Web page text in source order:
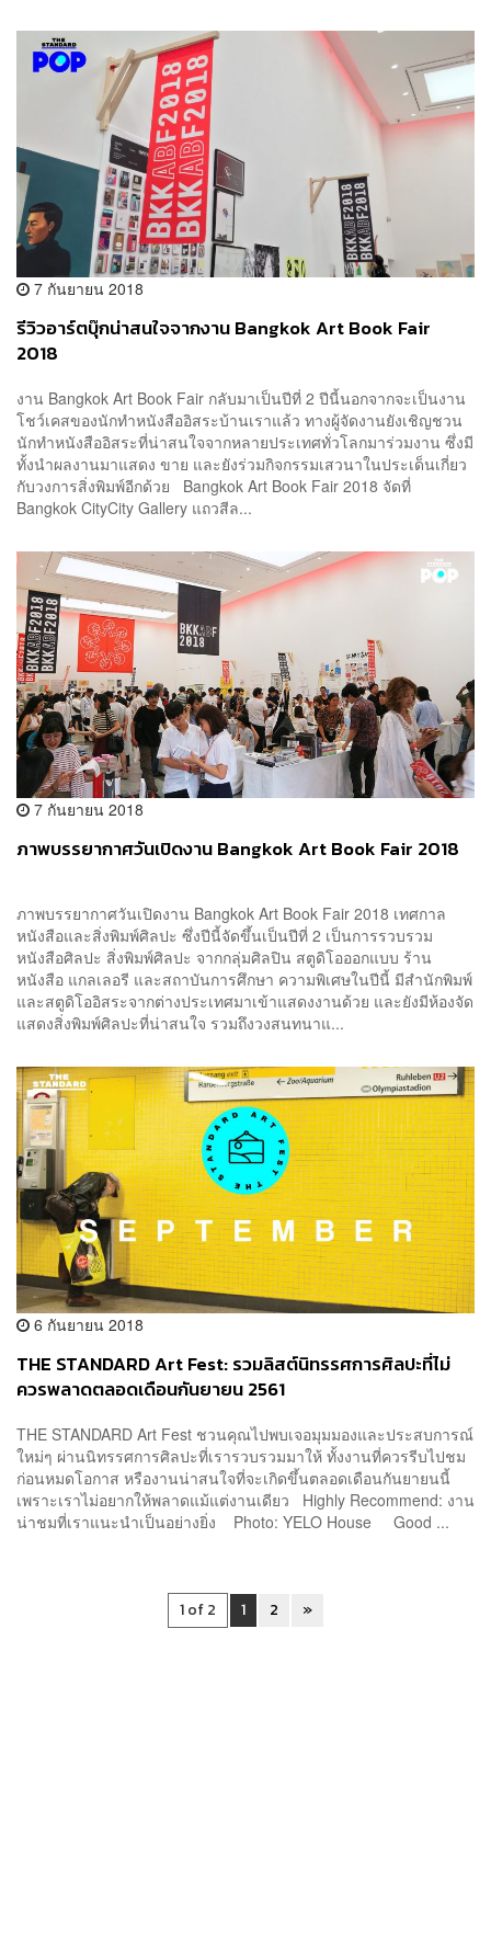
7 กันยายน 2018
รีวิวอาร์ตบุ๊กน่าสนใจจากงาน Bangkok Art Book Fair
2018
งาน Bangkok Art Book Fair กลับมาเป็นปีที่ 2 ปีนี้นอกจากจะเป็นงาน
โชว์เคสของนักทำหนังสืออิสระบ้านเราแล้ว ทางผู้จัดงานยังเชิญชวน
นักทำหนังสืออิสระที่น่าสนใจจากหลายประเทศทั่วโลกมาร่วมงาน ซึ่งมี
ทั้งนำผลงานมาแสดง ขาย และยังร่วมกิจกรรมเสวนาในประเด็นเกี่ยว
กับวงการสิ่งพิมพ์อีกด้วย Bangkok Art Book Fair 2018 จัดที่
Bangkok CityCity Gallery แถวสีล...
7 กันยายน 2018
ภาพบรรยากาศวันเปิดงาน Bangkok Art Book Fair 2018
ภาพบรรยากาศวันเปิดงาน Bangkok Art Book Fair 2018 เทศกาล
หนังสือและสิ่งพิมพ์ศิลปะ ซึ่งปีนี้จัดขึ้นเป็นปีที่ 2 เป็นการรวบรวม
หนังสือศิลปะ สิ่งพิมพ์ศิลปะ จากกลุ่มศิลปิน สตูดิโอออกแบบ ร้าน
หนังสือ แกลเลอรี และสถาบันการศึกษา ความพิเศษในปีนี้ มีสำนักพิมพ์
และสตูดิโออิสระจากต่างประเทศมาเข้าแสดงงานด้วย และยังมีห้องจัด
แสดงสิ่งพิมพ์ศิลปะที่น่าสนใจ รวมถึงวงสนทนาแ...
6 กันยายน 2018
THE STANDARD Art Fest: รวมลิสต์นิทรรศการศิลปะที่ไม่
ควรพลาดตลอดเดือนกันยายน 2561
THE STANDARD Art Fest ชวนคุณไปพบเจอมุมมองและประสบการณ์
ใหม่ๆ ผ่านนิทรรศการศิลปะที่เรารวบรวมมาให้ ทั้งงานที่ควรรีบไปชม
ก่อนหมดโอกาส หรืองานน่าสนใจที่จะเกิดขึ้นตลอดเดือนกันยายนนี้
เพราะเราไม่อยากให้พลาดแม้แต่งานเดียว Highly Recommend: งาน
น่าชมที่เราแนะนำเป็นอย่างยิ่ง Photo: YELO House Good ...
1 of 2 1 2 »